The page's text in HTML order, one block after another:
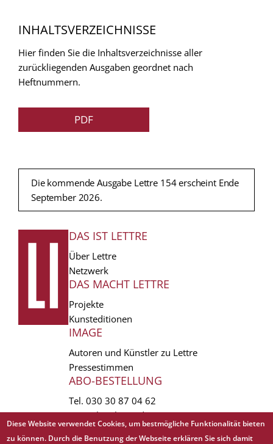
INHALTSVERZEICHNISSE
Hier finden Sie die Inhaltsverzeichnisse aller
zurückliegenden Ausgaben geordnet nach
Heftnummern.
PDF
Die kommende Ausgabe Lettre 154 erscheint Ende
September 2026.
FUSSZEILE
DAS IST LETTRE
Über Lettre
Netzwerk
DAS MACHT LETTRE
Projekte
Kunsteditionen
IMAGE
Autoren und Künstler zu Lettre
Pressestimmen
ABO-BESTELLUNG
Tel. 030 30 87 04 62
vertrieb(at)lettre.de
Diese Website verwendet Cookies, um bestmögliche Funktionalität bieten
zu können. Durch die Benutzung der Webseite erklären Sie sich damit